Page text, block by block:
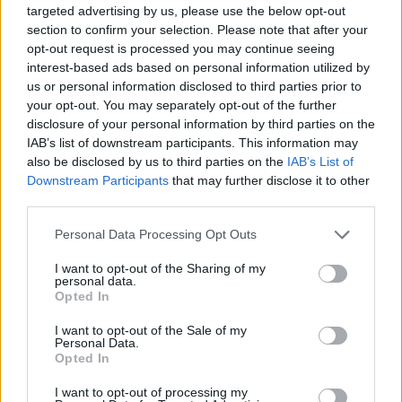
targeted advertising by us, please use the below opt-out
section to confirm your selection. Please note that after your
opt-out request is processed you may continue seeing
interest-based ads based on personal information utilized by
us or personal information disclosed to third parties prior to
your opt-out. You may separately opt-out of the further
disclosure of your personal information by third parties on the
IAB’s list of downstream participants. This information may
also be disclosed by us to third parties on the IAB’s List of
Downstream Participants that may further disclose it to other
Personal Data Processing Opt Outs
I want to opt-out of the Sharing of my
personal data.
Opted In
I want to opt-out of the Sale of my
Personal Data.
Opted In
I want to opt-out of processing my
cięższego . To zacznę może od tego jak
poszłam pierwszy raz do ginekologa z moimi
płomieniami, przebadał mnie , wszytko ok dał
tabletki przeciw krwotoczne (które mi nie
pomogły ) i kazał przyjść za miesiąc . Po czym
udałam się na kolejną wizytę i doktor
powiedziała że zmieni mi tabelki antykoncepcja
na kelzy ( również bez zmian dalej krwawie ) .
Nie wiem do kogo ma się udać po pomoc i jak
sobie z tym poradzić ostatnio zauważyłam że
tej krwi jest zawsze więcej . Dodam również że
chaotycznie.
Tabletki
Dzień dobry mam pytanie do jakiego roku życia
można brak tabletki antykoncepcyjne?
Forum:Antykoncepcja
POWIĄZANE
wkładka wewnątrzmaciczna przerwatywa
Reklama: